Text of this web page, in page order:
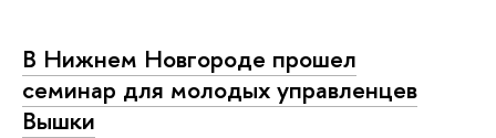
В Нижнем Новгороде прошел
семинар для молодых управленцев
Вышки